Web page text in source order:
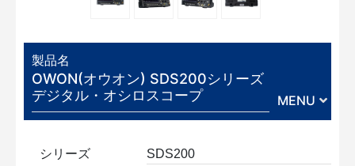
製品名
OWON(オウオン) SDS200シリーズ
デジタル・オシロスコープ
MENU
シリーズ SDS200